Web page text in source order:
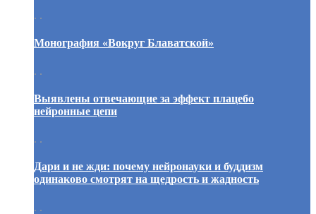
. .
Монография «Вокруг Блаватской»
. .
Выявлены отвечающие за эффект плацебо
нейронные цепи
. .
Дари и не жди: почему нейронауки и буддизм
одинаково смотрят на щедрость и жадность
. .